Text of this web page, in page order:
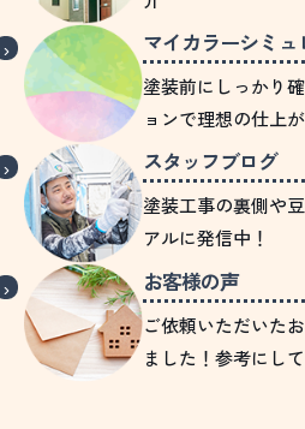
マイカラーシミュ
塗装前にしっかり
ョンで理想の仕上
スタッフブログ
塗装工事の裏側や
アルに発信中！
お客様の声
ご依頼いただいた
ました！参考にし